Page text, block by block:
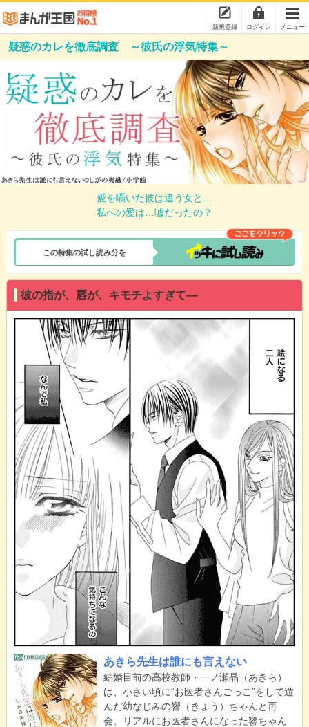
新規登録 ログイン メニュー
疑惑のカレを徹底調査 ～彼氏の浮気特集～
愛を囁いた彼は違う女と…
私への愛は…嘘だったの？
この特集の試し読み分を
彼の指が、唇が、キモチよすぎて―
あきら先生は誰にも言えない
結婚目前の高校教師・一ノ瀬晶（あきら）
は、小さい頃に“お医者さんごっこ”をして遊
んだ幼なじみの響（きょう）ちゃんと再
会。リアルにお医者さんになった響ちゃん